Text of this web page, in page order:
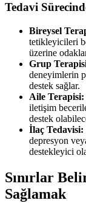
Tedavi
Bireysel
tetikleyicileri
üzerine
Grup
deneyimlerin
destek sağlar.
Aile Terapisi:
iletişim
destek
İlaç Tedavisi:
depresyon
destekleyici
Sınırlar
Sağlamak